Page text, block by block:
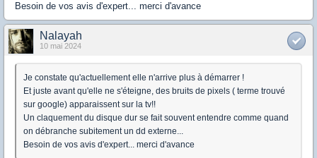
Besoin de vos avis d'expert... merci d'avance
Nalayah
10 mai 2024
Je constate qu'actuellement elle n'arrive plus à démarrer !
Et juste avant qu'elle ne s'éteigne, des bruits de pixels ( terme trouvé
sur google) apparaissent sur la tv!!
Un claquement du disque dur se fait souvent entendre comme quand
on débranche subitement un dd externe...
Besoin de vos avis d'expert... merci d'avance